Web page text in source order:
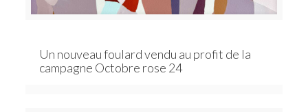
Un nouveau foulard vendu au profit de la
campagne Octobre rose 24